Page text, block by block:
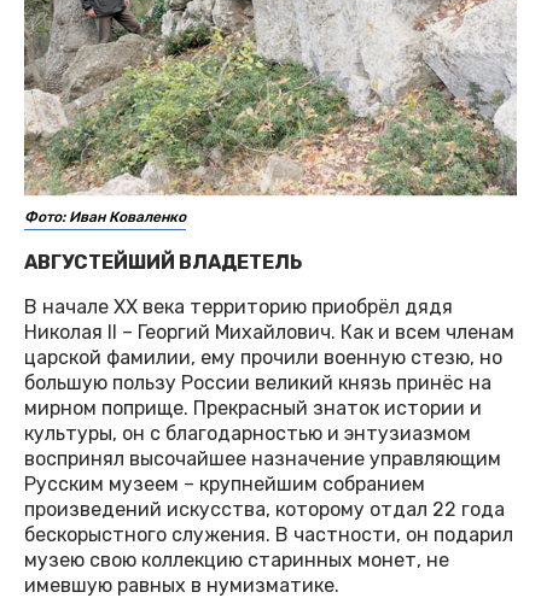
Фото: Иван Коваленко
АВГУСТЕЙШИЙ ВЛАДЕТЕЛЬ
В начале XX века территорию приобрёл дядя
Николая II – Георгий Михайлович. Как и всем членам
царской фамилии, ему прочили военную стезю, но
большую пользу России великий князь принёс на
мирном поприще. Прекрасный знаток истории и
культуры, он с благодарностью и энтузиазмом
воспринял высочайшее назначение управляющим
Русским музеем – крупнейшим собранием
произведений искусства, которому отдал 22 года
бескорыстного служения. В частности, он подарил
музею свою коллекцию старинных монет, не
имевшую равных в нумизматике.